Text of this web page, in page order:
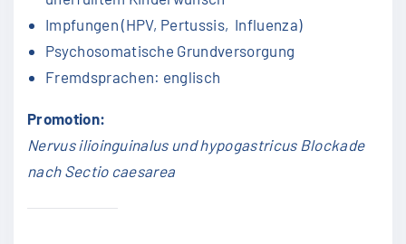
Impfungen (HPV, Pertussis, Influenza)
Psychosomatische Grundversorgung
Fremdsprachen: englisch
Promotion:
Nervus ilioinguinalus und hypogastricus Blockade
nach Sectio caesarea